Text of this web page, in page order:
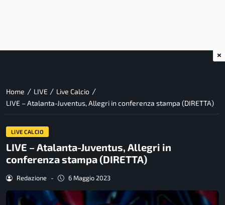
Home / LIVE / Live Calcio /
LIVE – Atalanta-Juventus, Allegri in conferenza stampa (DIRETTA)
LIVE CALCIO
LIVE – Atalanta-Juventus, Allegri in
conferenza stampa (DIRETTA)
Redazione - 6 Maggio 2023
×